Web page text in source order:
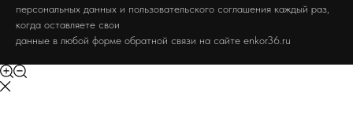
персональных данных и пользовательского соглашения каждый раз,
когда оставляете свои
данные в любой форме обратной связи на сайте enkor36.ru